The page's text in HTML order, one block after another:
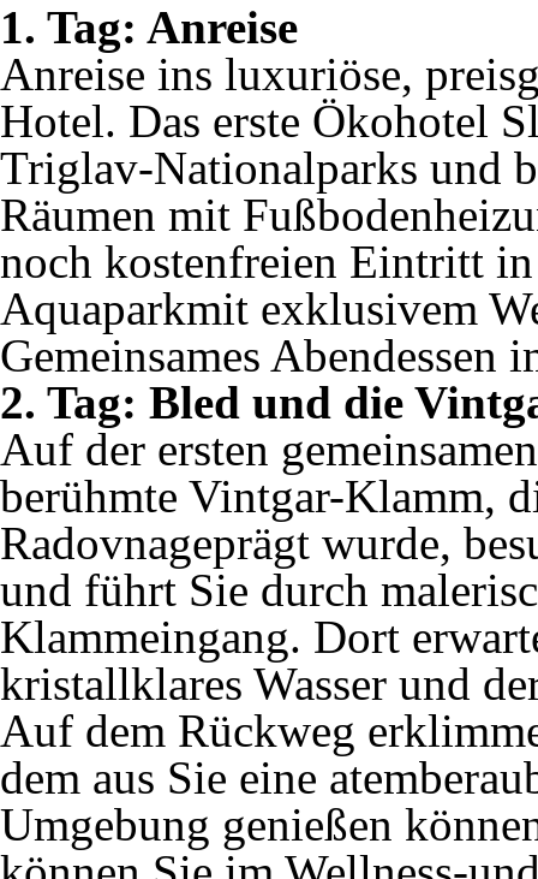
1. Tag: Anreise
Anreise ins luxuriöse,
Hotel. Das erste Ökohotel
Triglav-Nationalparks und
Räumen mit
noch kostenfreien Eintritt
Aquaparkmit exklusivem
Gemeinsames Abendessen
2. Tag: Bled und die
Auf der ersten
berühmte Vintgar-Klamm,
Radovnageprägt wurde,
und führt Sie durch
Klammeingang. Dort
kristallklares Wasser und
Auf dem Rückweg
dem aus Sie eine
Umgebung genießen